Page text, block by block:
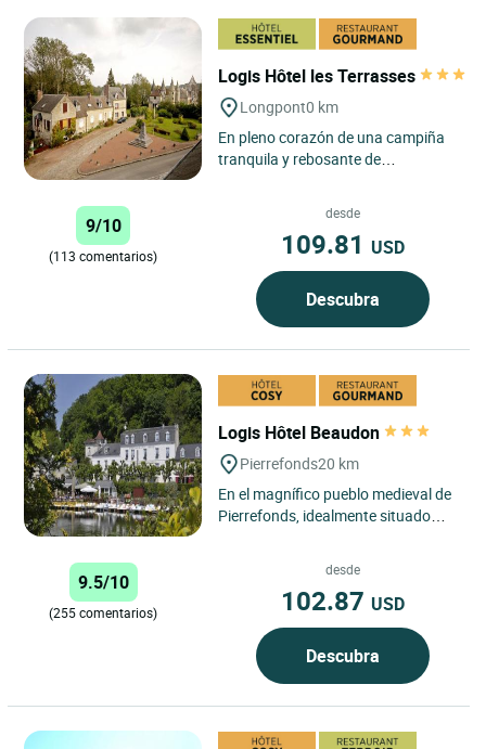
Logis Hôtel les Terrasses
Longpont0 km
En pleno corazón de una campiña
tranquila y rebosante de
9/10
(113 comentarios)
desde
109.81 USD
Descubra
Logis Hôtel Beaudon
Pierrefonds20 km
En el magnífico pueblo medieval de
Pierrefonds, idealmente situado
9.5/10
(255 comentarios)
desde
102.87 USD
Descubra